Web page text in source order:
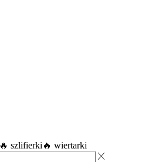
🔥 szlifierki 🔥 wiertarki